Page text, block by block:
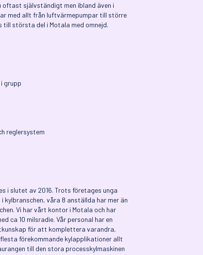
självständigt men ibland även i
med allt från luftvärmepumpar till större
största del i Motala med omnejd.
grupp
reglersystem
i slutet av 2016. Trots företages unga
kylbranschen, våra 8 anställda har mer än
Vi har vårt kontor i Motala och har
ca 10 milsradie. Vår personal har en
för att komplettera varandra,
förekommande kylapplikationer allt
till den stora processkylmaskinen